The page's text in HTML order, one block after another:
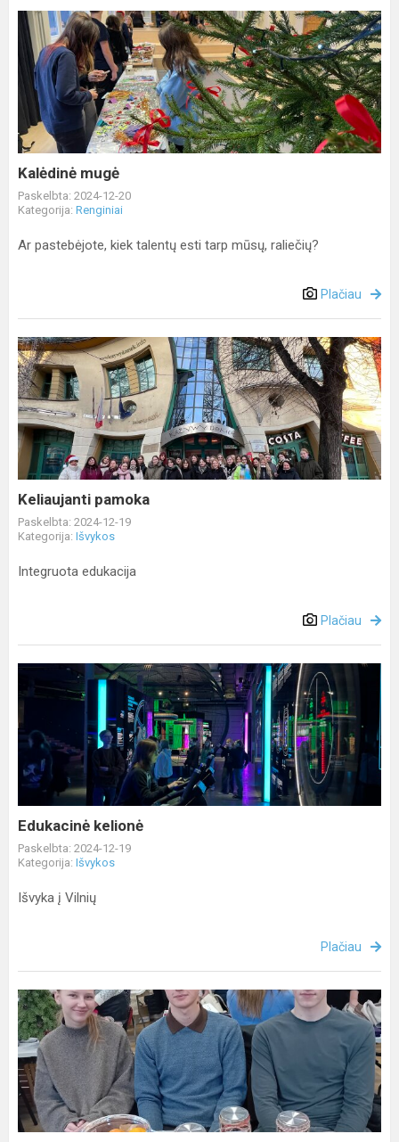
Kalėdinė
mugė
Kalėdinė mugė
Paskelbta: 2024-12-20
Kategorija: Renginiai
Ar pastebėjote, kiek talentų esti tarp mūsų, raliečių?
Plačiau
Keliaujanti
pamoka
Keliaujanti pamoka
Paskelbta: 2024-12-19
Kategorija: Išvykos
Integruota edukacija
Plačiau
Edukacinė
kelionė
Edukacinė kelionė
Paskelbta: 2024-12-19
Kategorija: Išvykos
Išvyka į Vilnių
Plačiau
Gimnazijos
jaunieji
verslininkai